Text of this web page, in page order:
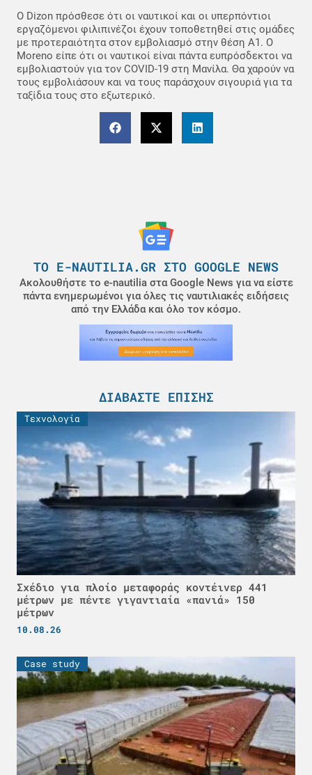
Ο Dizon πρόσθεσε ότι οι ναυτικοί και οι υπερπόντιοι
εργαζόμενοι φιλιπινέζοι έχουν τοποθετηθεί στις ομάδες
με προτεραιότητα στον εμβολιασμό στην θέση Α1. Ο
Moreno είπε ότι οι ναυτικοί είναι πάντα ευπρόσδεκτοι να
εμβολιαστούν για τον COVID-19 στη Μανίλα. Θα χαρούν να
τους εμβολιάσουν και να τους παράσχουν σιγουριά για τα
ταξίδια τους στο εξωτερικό.
ΤΟ E-NAUTILIA.GR ΣΤΟ GOOGLE NEWS
Ακολουθήστε το e-nautilia στα Google News για να είστε
πάντα ενημερωμένοι για όλες τις ναυτιλιακές ειδήσεις
από την Ελλάδα και όλο τον κόσμο.
ΔΙΑΒΆΣΤΕ ΕΠΊΣΗΣ
Τεχνολογία
Σχέδιο για πλοίο μεταφοράς κοντέινερ 441
μέτρων με πέντε γιγαντιαία «πανιά» 150
μέτρων
10.08.26
Case study